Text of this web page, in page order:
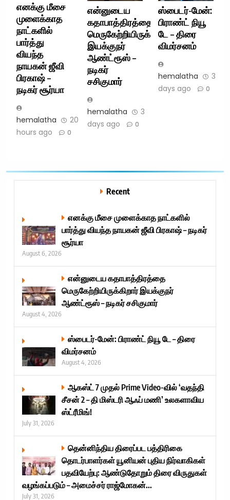
எனக்கு மீசை
முளைக்காத
நாட்களில்
பார்த்து
வியந்த
நாயகன் ஜீவி
பிரகாஷ் –
நடிகர் சூர்யா
hemalatha
20
hours ago
0
என்னுடைய
கதாபாத்திரத்தை
மெருகேற்றியிருக்கிறார்
இயக்குநர்
ஆண்ட்ரூஸ் –
நடிகர்
சசிகுமார்
hemalatha
3
days ago
0
ஸ்பைடர்-மேன்:
பிராண்ட் நியூ
டே – திரை
விமர்சனம்
hemalatha
3
days ago
0
Recent
எனக்கு மீசை முளைக்காத நாட்களில்
பார்த்து வியந்த நாயகன் ஜீவி பிரகாஷ் – நடிகர்
சூர்யா
August 6, 2026
என்னுடைய கதாபாத்திரத்தை
மெருகேற்றியிருக்கிறார் இயக்குநர்
ஆண்ட்ரூஸ் – நடிகர் சசிகுமார்
August 4, 2026
ஸ்பைடர்-மேன்: பிராண்ட் நியூ டே – திரை
விமர்சனம்
August 4, 2026
ஆகஸ்ட் 7 முதல் Prime Video-வில் ‘வதந்தி
சீசன் 2 – தி மிஸ்டரி ஆஃப் மணி’ உலகளாவிய
ஸ்ட்ரீமிங்!
July 31, 2026
தென்னிந்திய திரைப்பட பத்திரிகை
தொடர்பாளர்கள் யூனியன் புதிய நிர்வாகிகள்
பதவியேற்பு: ஆண்டுதோறும் திரை விருதுகள்
வழங்கப்படும் – அமைச்சர் ராஜ்மோகன்...
July 31, 2026